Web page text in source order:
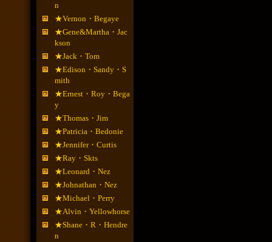
n
★Vernon・Begaye
★Gene&Martha・Jac
kson
★Jack・Tom
★Edison・Sandy・S
mith
★Ernest・Roy・Bega
y
★Thomas・Jim
★Patricia・Bedonie
★Jennifer・Curtis
★Ray・Skts
★Leonard・Nez
★Johnathan・Nez
★Michael・Perry
★Alvin・Yellowhorse
★Shane・R・Hendre
n